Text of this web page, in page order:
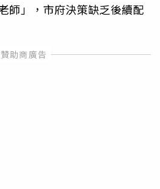
師」，市府決策缺乏後續配